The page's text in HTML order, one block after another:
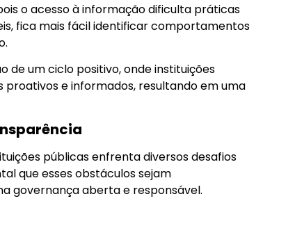
o acesso à informação dificulta práticas
fica mais fácil identificar comportamentos
de um ciclo positivo, onde instituições
e informados, resultando em uma
públicas enfrenta diversos desafios
que esses obstáculos sejam
governança aberta e responsável.